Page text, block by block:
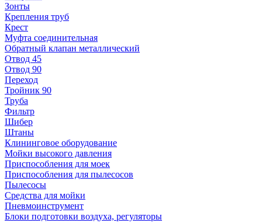
Зонты
Крепления труб
Крест
Муфта соединительная
Обратный клапан металлический
Отвод 45
Отвод 90
Переход
Тройник 90
Труба
Фильтр
Шибер
Штаны
Клининговое оборудование
Мойки высокого давления
Приспособления для моек
Приспособления для пылесосов
Пылесосы
Средства для мойки
Пневмоинструмент
Блоки подготовки воздуха, регуляторы